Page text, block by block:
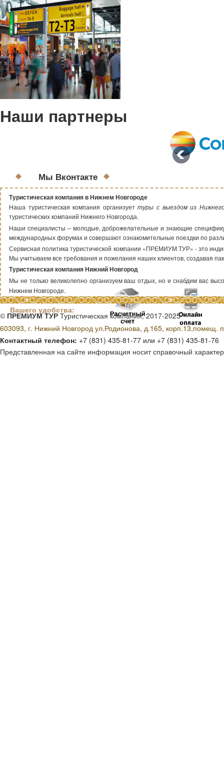
Наши партнеры
Мы Вконтакте
Туристическая компания в Нижнем Новгороде
Наша туристическая компания организуеттуры с выездом из
туристических компаний Нижнего Новгорода.
Наши специалисты – молодые, доброжелательные и знающие специфику
международных форумах и совершают ознакомительные поездки по
Сервисная политика туристической компании «ПРЕМИУМ ТУР» - это
Мы учитываем все требования и пожелания наших клиентов, создавая
Туристическая компания Нижний Новгород
Мы не только великолепно организуем ваш отдых, но и снабдим вас
Нижнем Новгороде.
Способы оплаты для
Вашего удобства:
© ПРЕМИУМ ТУРТуристическая компания, 2017-2025
603093, г. Нижний Новгород ул.Родионова, д.165, корп.13,помещ.
Контактный телефон: +7 (831) 435-81-77 или +7 (831) 435-81-76
Представленная на сайте информация носит справочный